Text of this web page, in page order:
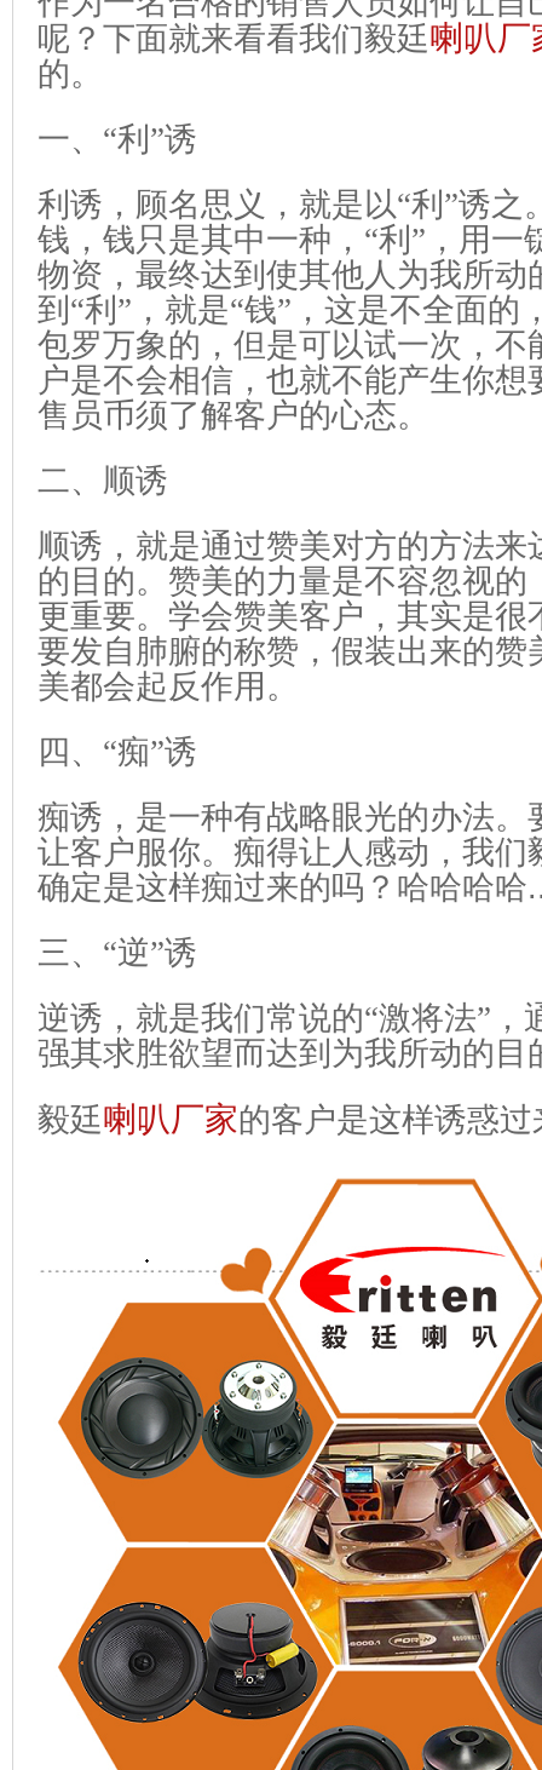
呢？下面就来看看我们毅廷喇叭厂
的。
一、“利”诱
利诱，顾名思义，就是以“利”诱之
钱，钱只是其中一种，“利”，用一
物资，最终达到使其他人为我所动
到“利”，就是“钱”，这是不全面的
包罗万象的， 但是可以试一次，不
户是不会相信，也就不能产生你
售员币须了解客户的心态。
二、顺诱
顺诱，就是通过赞美对方的方法来
的目的。赞美的力量是不容忽视的
更重要。学会赞美客户，其实是很
要发自肺腑的称赞，假装出来的赞
美都会起反作用。
四、“痴”诱
痴诱，是一种有战略眼光的办法。
让客户服你。痴得让人感动，我们
确定是这样痴过来的吗？哈哈哈哈
三、“逆”诱
逆诱，就是我们常说的“激将法”，
强其求胜欲望而达到为我所动的目
毅廷喇叭厂家的客户是这样诱惑